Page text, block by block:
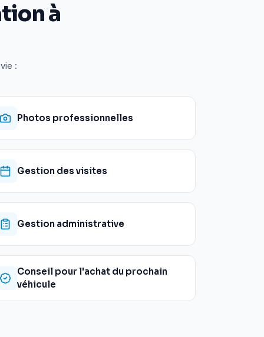
à
:
Photos professionnelles
Gestion des visites
Gestion administrative
Conseil pour l'achat du prochain
véhicule